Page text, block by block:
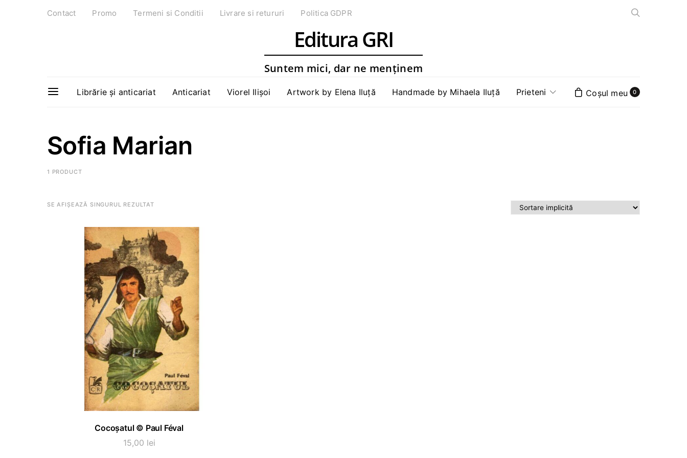
Contact Promo Termeni si Conditii Livrare si retururi Politica GDPR
Editura GRI
Suntem mici, dar ne menținem
Librărie și anticariat Anticariat Viorel Ilișoi Artwork by Elena Iluță Handmade by Mihaela Iluță Prieteni 0
Sofia Marian
1 PRODUCT
SE AFIȘEAZĂ SINGURUL REZULTAT
ADAUGĂ ÎN COȘ
Cocoșatul © Paul Féval
15,00 lei